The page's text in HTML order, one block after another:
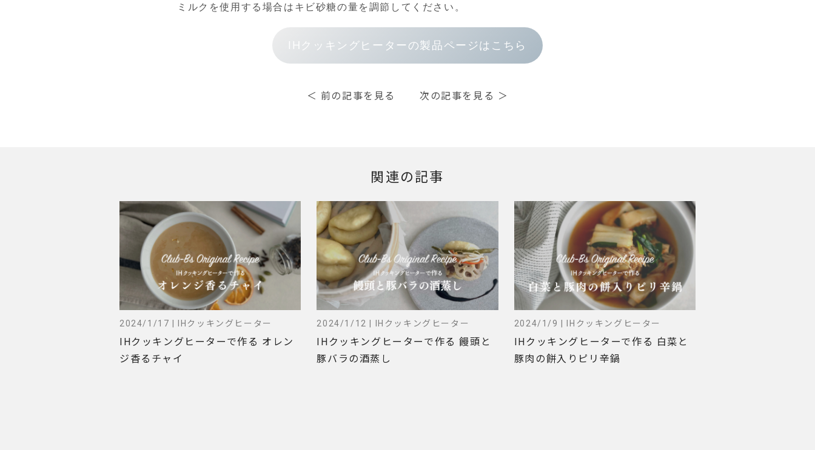
ミルクを使用する場合はキビ砂糖の量を調節してください。
IHクッキングヒーターの製品ページはこちら
＜ 前の記事を見る 次の記事を見る ＞
関連の記事
2024/1/17 | IHクッキングヒーター
IHクッキングヒーターで作る オレン
ジ香るチャイ
2024/1/12 | IHクッキングヒーター
IHクッキングヒーターで作る 饅頭と
豚バラの酒蒸し
2024/1/9 | IHクッキングヒーター
IHクッキングヒーターで作る 白菜と
豚肉の餅入りピリ辛鍋